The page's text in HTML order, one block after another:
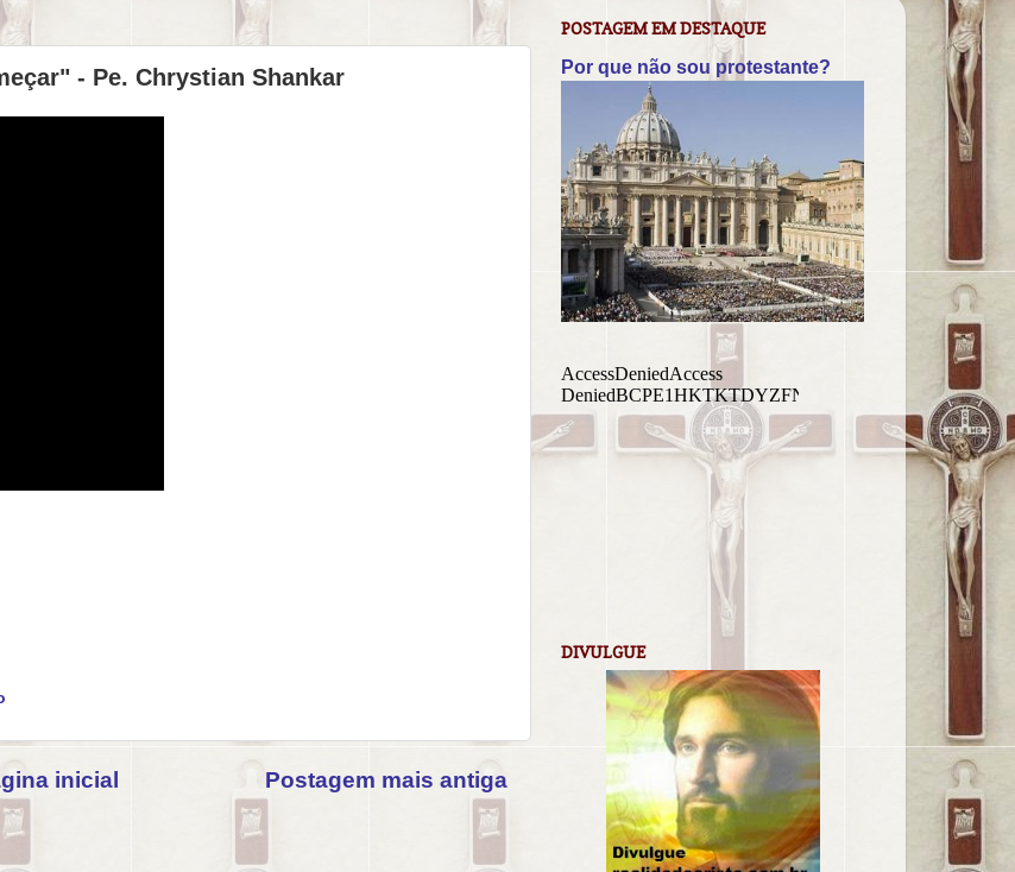
- Pe. Chrystian Shankar
Postagem mais antiga
inicial
POSTAGEM EM DESTAQUE
Por que não sou protestante?
DIVULGUE